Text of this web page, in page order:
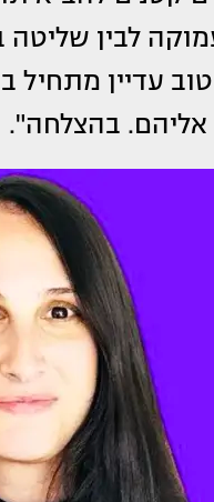
לבין
עדיין
בהצלחה".